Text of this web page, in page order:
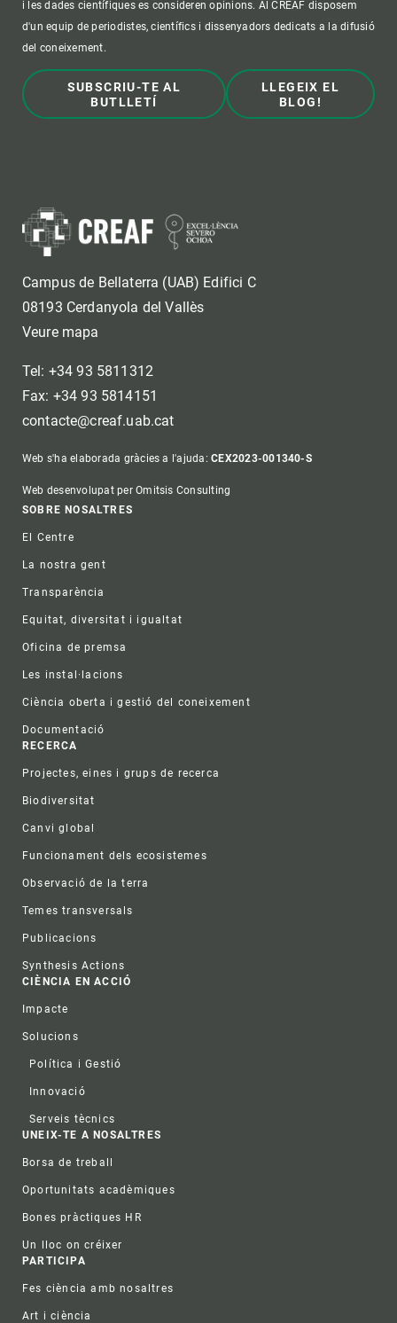
i les dades científiques es consideren opinions. Al CREAF disposem
d'un equip de periodistes, científics i dissenyadors dedicats a la difusió
del coneixement.
SUBSCRIU-TE AL
BUTLLETÍ
LLEGEIX EL
BLOG!
Campus de Bellaterra (UAB) Edifici C
08193 Cerdanyola del Vallès
Veure mapa
Tel: +34 93 5811312
Fax: +34 93 5814151
contacte@creaf.uab.cat
Web s'ha elaborada gràcies a l'ajuda:CEX2023-001340-S
Web desenvolupat per Omitsis Consulting
Footer
SOBRE NOSALTRES
El Centre
La nostra gent
Transparència
Equitat, diversitat i igualtat
Oficina de premsa
Les instal·lacions
Ciència oberta i gestió del coneixement
Documentació
RECERCA
Projectes, eines i grups de recerca
Biodiversitat
Canvi global
Funcionament dels ecosistemes
Observació de la terra
Temes transversals
Publicacions
Synthesis Actions
CIÈNCIA EN ACCIÓ
Impacte
Solucions
Política i Gestió
Innovació
Serveis tècnics
UNEIX-TE A NOSALTRES
Borsa de treball
Oportunitats acadèmiques
Bones pràctiques HR
Un lloc on créixer
PARTICIPA
Fes ciència amb nosaltres
Art i ciència